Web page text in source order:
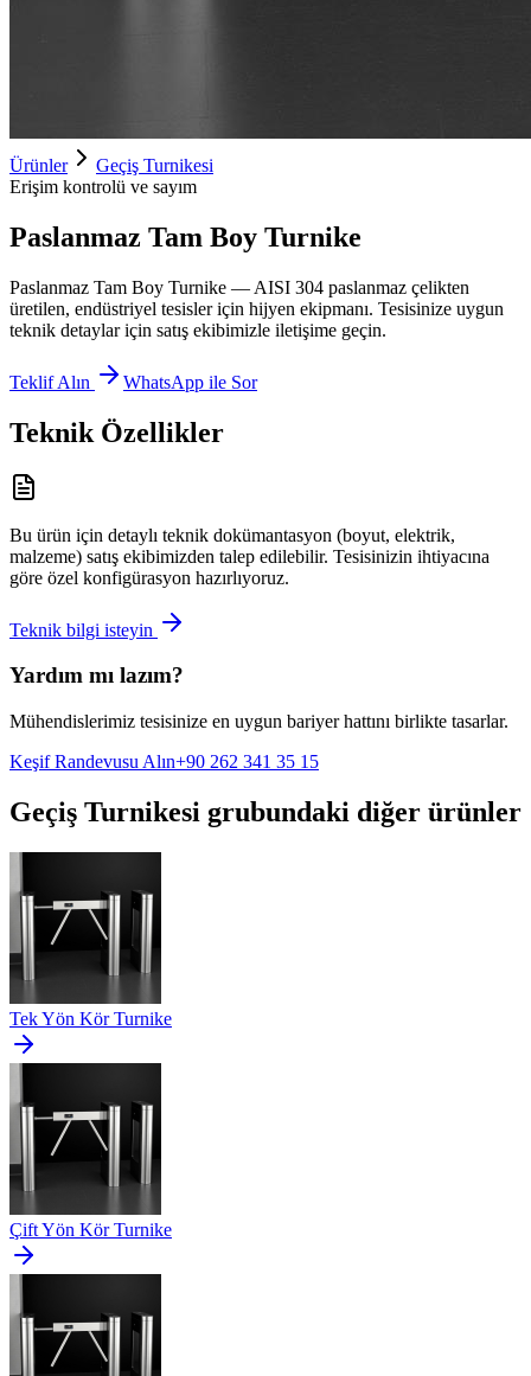
Ürünler
Geçiş Turnikesi
Erişim kontrolü ve sayım
Paslanmaz Tam Boy Turnike
Paslanmaz Tam Boy Turnike — AISI 304 paslanmaz çelikten
üretilen, endüstriyel tesisler için hijyen ekipmanı. Tesisinize uygun
teknik detaylar için satış ekibimizle iletişime geçin.
Teklif Alın WhatsApp ile Sor
Teknik Özellikler
Bu ürün için detaylı teknik dokümantasyon (boyut, elektrik,
malzeme) satış ekibimizden talep edilebilir. Tesisinizin ihtiyacına
göre özel konfigürasyon hazırlıyoruz.
Teknik bilgi isteyin
Yardım mı lazım?
Mühendislerimiz tesisinize en uygun bariyer hattını birlikte tasarlar.
Keşif Randevusu Alın+90 262 341 35 15
Geçiş Turnikesi grubundaki diğer ürünler
Tek Yön Kör Turnike
Çift Yön Kör Turnike